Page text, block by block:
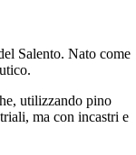
Salento. Nato come
utilizzando pino
ma con incastri e